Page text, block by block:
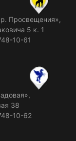
Просвещения»,
5 к. 1
10-61
38
10-62